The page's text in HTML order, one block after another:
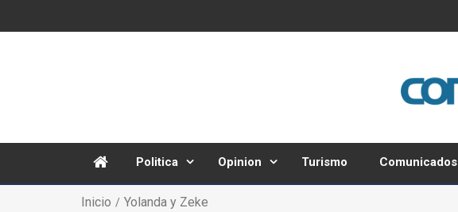
Politica Opinion Turismo Comunicados
Inicio Yolanda y Zeke